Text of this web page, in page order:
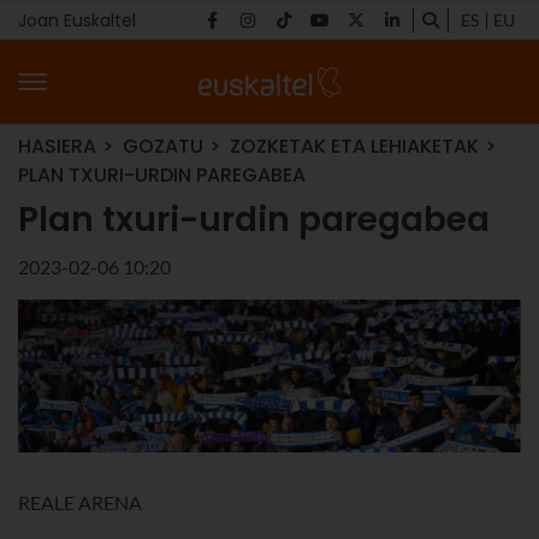
Joan Euskaltel ES EU
HASIERA GOZATU
ZOZKETAK ETA LEHIAKETAK
PLAN TXURI-URDIN PAREGABEA
Plan txuri-urdin paregabea
2023-02-06 10:20
REALE ARENA